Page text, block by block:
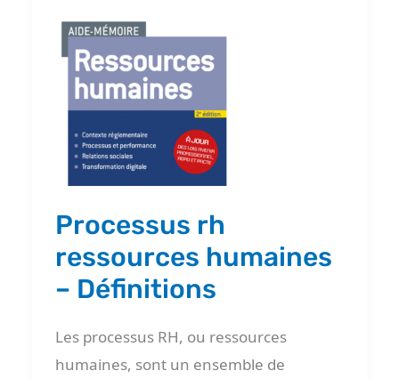
Processus rh
ressources humaines
– Définitions
Les processus RH, ou ressources
humaines, sont un ensemble de
Processus
ressources
humaines
Définitions